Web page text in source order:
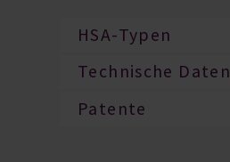
HSA-Typen
Technische Daten
Patente